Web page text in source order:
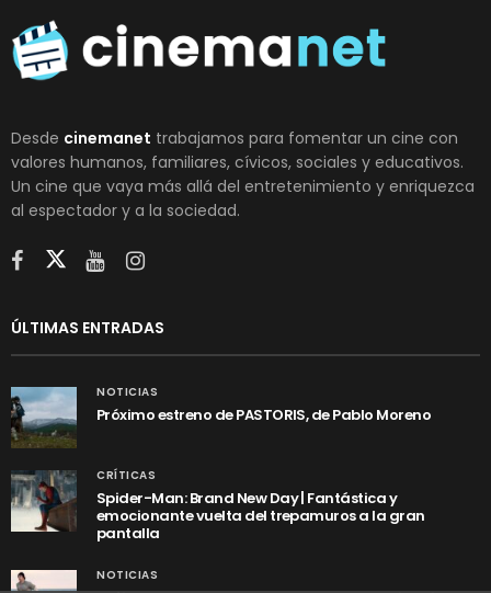
Desde cinemanet trabajamos para fomentar un cine con
valores humanos, familiares, cívicos, sociales y educativos.
Un cine que vaya más allá del entretenimiento y enriquezca
al espectador y a la sociedad.
ÚLTIMAS ENTRADAS
NOTICIAS
Próximo estreno de PASTORIS, de Pablo Moreno
CRÍTICAS
Spider-Man: Brand New Day | Fantástica y
emocionante vuelta del trepamuros a la gran
pantalla
NOTICIAS